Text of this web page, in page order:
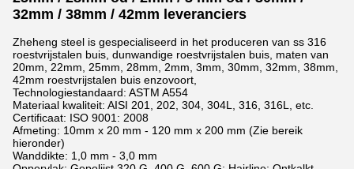
32mm / 38mm / 42mm leveranciers
Zheheng steel is gespecialiseerd in het produceren van ss 316
roestvrijstalen buis, dunwandige roestvrijstalen buis, maten van
20mm, 22mm, 25mm, 28mm, 2mm, 3mm, 30mm, 32mm, 38mm,
42mm roestvrijstalen buis enzovoort,
Technologiestandaard: ASTM A554
Materiaal kwaliteit: AISI 201, 202, 304, 304L, 316, 316L, etc.
Certificaat: ISO 9001: 2008
Afmeting: 10mm x 20 mm - 120 mm x 200 mm (Zie bereik
hieronder)
Wanddikte: 1,0 mm - 3,0 mm